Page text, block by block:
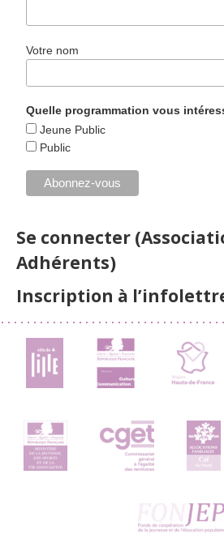
Votre nom
Quelle programmation vous
Jeune Public
Public
Se connecter
Adhérents)
Inscription à